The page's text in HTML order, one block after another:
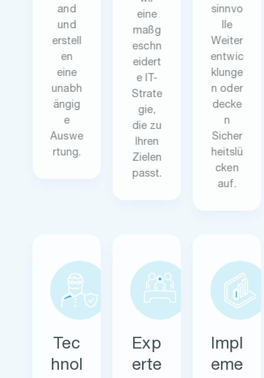
and
und
erstell
eine
unabh
ängig
Auswe
rtung.
eine
maßg
eschn
eidert
e IT-
Strate
gie,
die zu
Ihren
Zielen
passt.
sinnvo
Weiter
entwic
klunge
n oder
decke
Sicher
heitslü
cken
auf.
Tec
hnol
Exp
erte
Impl
eme